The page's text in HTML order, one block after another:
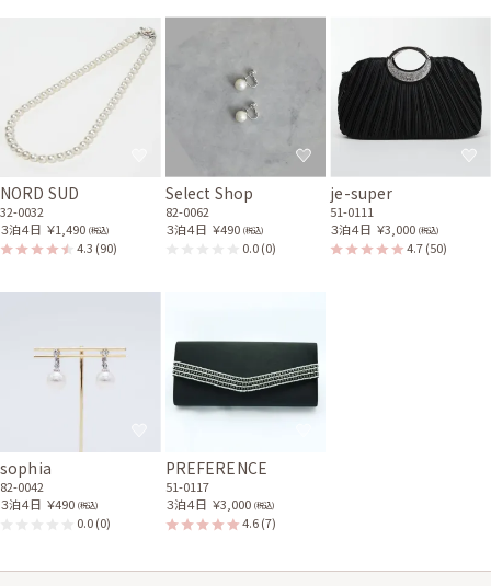
NORD SUD
32-0032
３泊４日 ￥1,490 (税込)
4.3 (90)
Select Shop
82-0062
３泊４日 ￥490 (税込)
0.0(0)
je-super
51-0111
３泊４日 ￥3,000 (税込)
4.7(50)
sophia
82-0042
３泊４日 ￥490 (税込)
0.0(0)
PREFERENCE
51-0117
３泊４日 ￥3,000 (税込)
4.6(7)